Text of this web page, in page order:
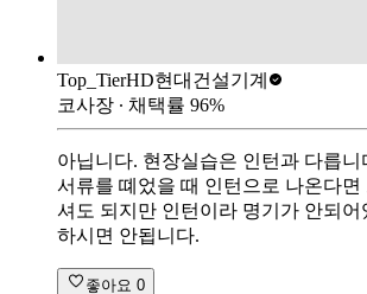
Top_TierHD현대건설기계
코사장 ∙ 채택률 96%
아닙니다. 현장실습은 인턴과 다릅니
서류를 뗴었을 때 인턴으로 나온다
셔도 되지만 인턴이라 명기가 안되어
하시면 안됩니다.
좋아요 0